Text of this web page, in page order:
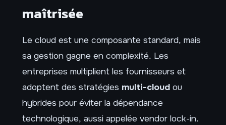
maîtrisée
Le cloud est une composante standard, mais
sa gestion gagne en complexité. Les
entreprises multiplient les fournisseurs et
adoptent des stratégies multi-cloud ou
hybrides pour éviter la dépendance
technologique, aussi appelée vendor lock-in.